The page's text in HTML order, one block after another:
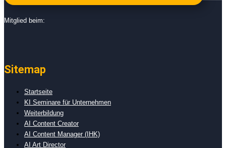
Mitglied beim:
Sitemap
Startseite
KI Seminare für Unternehmen
Weiterbildung
AI Content Creator
AI Content Manager (IHK)
AI Art Director